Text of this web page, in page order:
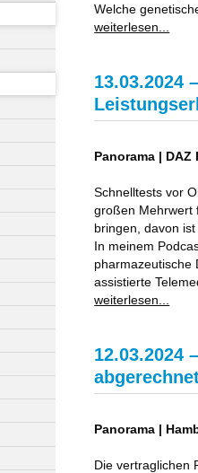
Welche
weiterlesen...
13.03.2024
Panorama | DAZ
Schnelltests vor
großen Mehrwert
bringen, davon
In meinem
pharmazeutische
assistierte
weiterlesen...
12.03.2024
Panorama |
Die vertraglichen